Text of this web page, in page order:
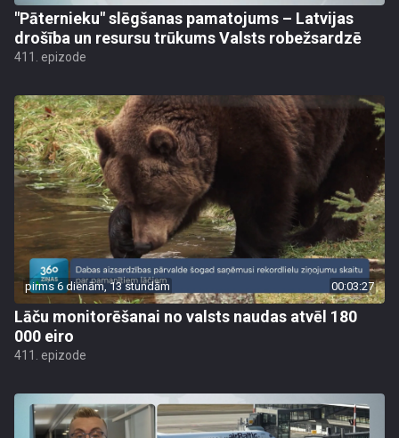
"Pāternieku" slēgšanas pamatojums – Latvijas
drošība un resursu trūkums Valsts robežsardzē
411. epizode
pirms 6 dienām, 13 stundām 00:03:27
Lāču monitorēšanai no valsts naudas atvēl 180
000 eiro
411. epizode